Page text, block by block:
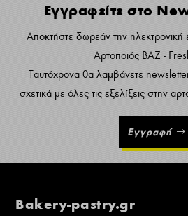
Εγγραφείτε στο
Αποκτήστε δωρεάν την ηλεκτρονική
Αρτοποιός ΒΑΖ -
Ταυτόχρονα θα λαμβάνετε
σχετικά με όλες τις εξελίξεις στην
Εγγραφή
Bakery-pastry.gr